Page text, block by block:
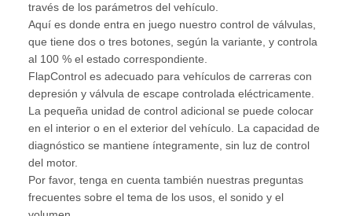
través de los parámetros del vehículo.
Aquí es donde entra en juego nuestro control de válvulas,
que tiene dos o tres botones, según la variante, y controla
al 100 % el estado correspondiente.
FlapControl es adecuado para vehículos de carreras con
depresión y válvula de escape controlada eléctricamente.
La pequeña unidad de control adicional se puede colocar
en el interior o en el exterior del vehículo. La capacidad de
diagnóstico se mantiene íntegramente, sin luz de control
del motor.
Por favor, tenga en cuenta también nuestras preguntas
frecuentes sobre el tema de los usos, el sonido y el